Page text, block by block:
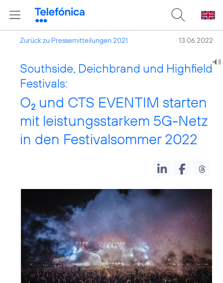
Zurück zu Pressemitteilungen 2021 13.06.2022
Southside, Deichbrand und Highfield
Festivals:
O2 und CTS EVENTIM starten
mit leistungsstarkem 5G-Netz
in den Festivalsommer 2022